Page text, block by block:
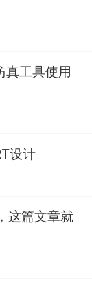
真工具使用
设计
这篇文章就